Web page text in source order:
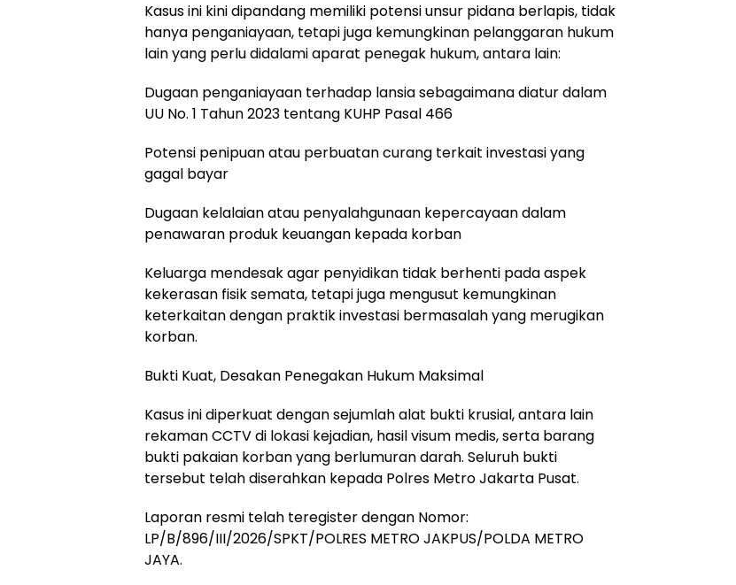
Kasus ini kini dipandang memiliki potensi unsur pidana berlapis, tidak
hanya penganiayaan, tetapi juga kemungkinan pelanggaran hukum
lain yang perlu didalami aparat penegak hukum, antara lain:
Dugaan penganiayaan terhadap lansia sebagaimana diatur dalam
UU No. 1 Tahun 2023 tentang KUHP Pasal 466
Potensi penipuan atau perbuatan curang terkait investasi yang
gagal bayar
Dugaan kelalaian atau penyalahgunaan kepercayaan dalam
penawaran produk keuangan kepada korban
Keluarga mendesak agar penyidikan tidak berhenti pada aspek
kekerasan fisik semata, tetapi juga mengusut kemungkinan
keterkaitan dengan praktik investasi bermasalah yang merugikan
korban.
Bukti Kuat, Desakan Penegakan Hukum Maksimal
Kasus ini diperkuat dengan sejumlah alat bukti krusial, antara lain
rekaman CCTV di lokasi kejadian, hasil visum medis, serta barang
bukti pakaian korban yang berlumuran darah. Seluruh bukti
tersebut telah diserahkan kepada Polres Metro Jakarta Pusat.
Laporan resmi telah teregister dengan Nomor:
LP/B/896/III/2026/SPKT/POLRES METRO JAKPUS/POLDA METRO
JAYA.